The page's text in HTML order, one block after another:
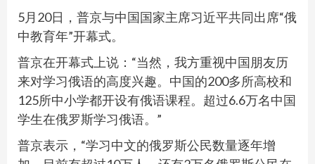
5月20日，普京与中国国家主席习近平共同出席“俄
中教育年”开幕式。
普京在开幕式上说：“当然，我方重视中国朋友历
来对学习俄语的高度兴趣。中国的200多所高校和
125所中小学都开设有俄语课程。超过6.6万名中国
学生在俄罗斯学习俄语。”
普京表示，“学习中文的俄罗斯公民数量逐年增